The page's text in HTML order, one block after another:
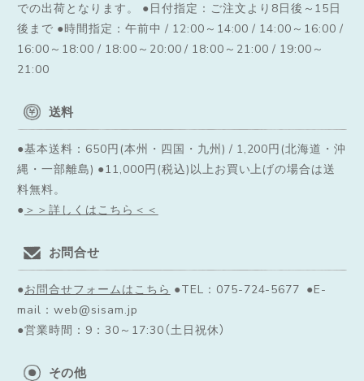
での出荷となります。
●日付指定：ご注文より8日後～15日
後まで ●時間指定：午前中 / 12:00～14:00 / 14:00～16:00 /
16:00～18:00 / 18:00～20:00 / 18:00～21:00 / 19:00～
21:00
送料
●基本送料：650円(本州・四国・九州) / 1,200円(北海道・沖
縄・一部離島) ●11,000円(税込)以上お買い上げの場合は送
料無料。
● ＞＞詳しくはこちら＜＜
お問合せ
●お問合せフォームはこちら ●TEL：075-724-5677 ●E-
mail：web@sisam.jp
●営業時間：9：30～17:30（土日祝休）
その他